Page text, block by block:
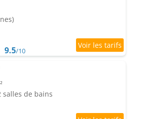
9.5/10
salles de bains